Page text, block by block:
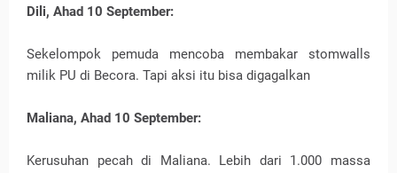
Dili, Ahad 10 September:
Sekelompok pemuda mencoba membakar stomwalls
milik PU di Becora. Tapi aksi itu bisa digagalkan
Maliana, Ahad 10 September:
Kerusuhan pecah di Maliana. Lebih dari 1.000 massa